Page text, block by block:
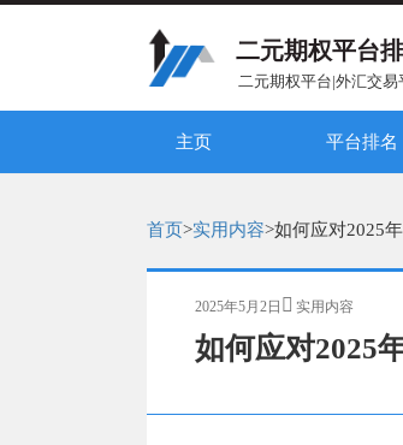
二元期权平台
二元期权平台|外汇交易
主页 平台排名
首页>实用内容>如何应对2025
发
于
2025年5月2日
分
实用内容
如何应对2025